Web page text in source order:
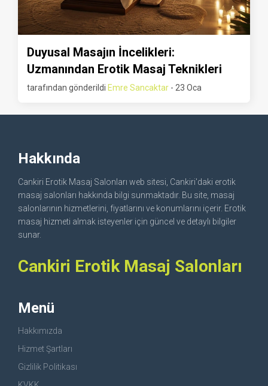
Duyusal Masajın İncelikleri:
Uzmanından Erotik Masaj Teknikleri
tarafından gönderildi Emre Sancaktar - 23 Oca
Hakkında
Cankiri Erotik Masaj Salonları web sitesi, Cankiri'daki erotik
masaj salonları hakkında bilgi sunmaktadır. Bu site, masaj
salonlarının hizmetlerini, fiyatlarını ve konumlarını içerir. Erotik
masaj hizmeti almak isteyenler için güncel ve detaylı bilgiler
sunar.
Cankiri Erotik Masaj Salonları
Menü
Hakkımızda
Hizmet Şartları
Gizlilik Politikası